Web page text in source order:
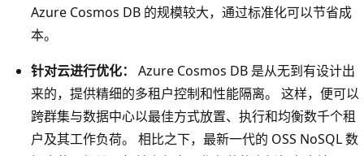
Azure Cosmos DB 的规模较大，通过标准化可以节省成
本。
针对云进行优化：
Azure Cosmos DB 是从无到有设计出
来的，提供精细的多租户控制和性能隔离。 这样，便可以
跨群集与数据中心以最佳方式放置、执行和均衡数千个租
户及其工作负荷。 相比之下，最新一代的 OSS NoSQL 数